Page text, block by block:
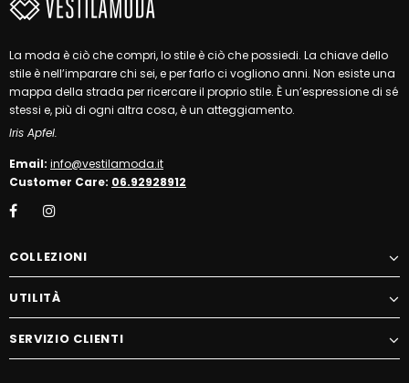
La moda è ciò che compri, lo stile è ciò che possiedi. La chiave dello
stile è nell’imparare chi sei, e per farlo ci vogliono anni. Non esiste una
mappa della strada per ricercare il proprio stile. È un’espressione di sé
stessi e, più di ogni altra cosa, è un atteggiamento.
Iris Apfel.
Email: info@vestilamoda.it
Customer Care: 06.92928912
COLLEZIONI
UTILITÀ
SERVIZIO CLIENTI